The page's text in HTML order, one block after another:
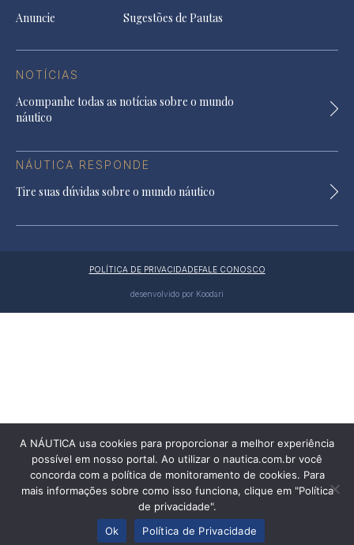
Anuncie
Sugestões de Pautas
NOTÍCIAS
Acompanhe todas as notícias sobre o mundo
náutico
NÁUTICA RESPONDE
Tire suas dúvidas sobre o mundo náutico
POLÍTICA DE PRIVACIDADEFALE CONOSCO
desenvolvido por Koodari
A NÁUTICA usa cookies para proporcionar a melhor experiência
possível em nosso portal. Ao utilizar o nautica.com.br você
concorda com a política de monitoramento de cookies. Para
mais informações sobre como isso funciona, clique em "Política
de privacidade".
Ok
Política de Privacidade